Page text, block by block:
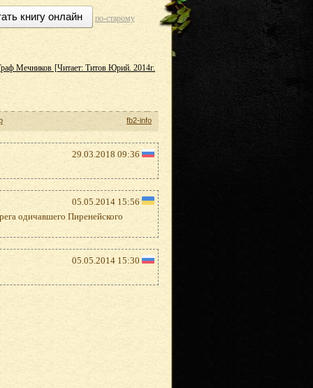
книгу онлайн по-старому
Мечников [Читает: Титов Юрий. 2014г.
fb2-info
29.03.2018 09:36
05.05.2014 15:56
одичавшего Пиренейского
05.05.2014 15:30